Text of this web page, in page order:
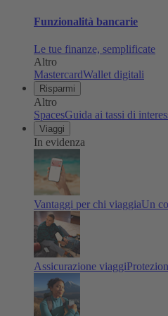
Funzionalità bancarie
Le tue finanze, semplificate
Altro
MastercardWallet digitali
Risparmi
Altro
SpacesGuida ai tassi di
Viaggi
In evidenza
Vantaggi per chi viaggiaUn
Assicurazione viaggi